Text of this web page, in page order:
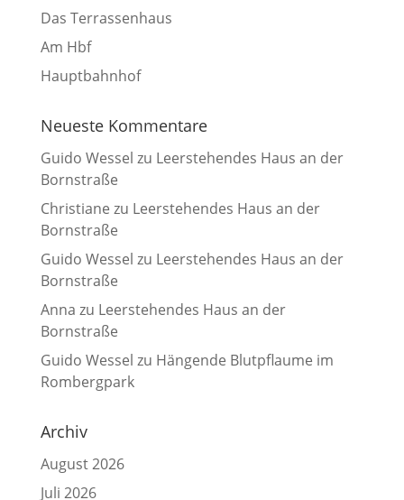
Das Terrassenhaus
Am Hbf
Hauptbahnhof
Neueste Kommentare
Guido Wessel zu Leerstehendes Haus an der
Bornstraße
Christiane zu Leerstehendes Haus an der
Bornstraße
Guido Wessel zu Leerstehendes Haus an der
Bornstraße
Anna zu Leerstehendes Haus an der
Bornstraße
Guido Wessel zu Hängende Blutpflaume im
Rombergpark
Archiv
August 2026
Juli 2026